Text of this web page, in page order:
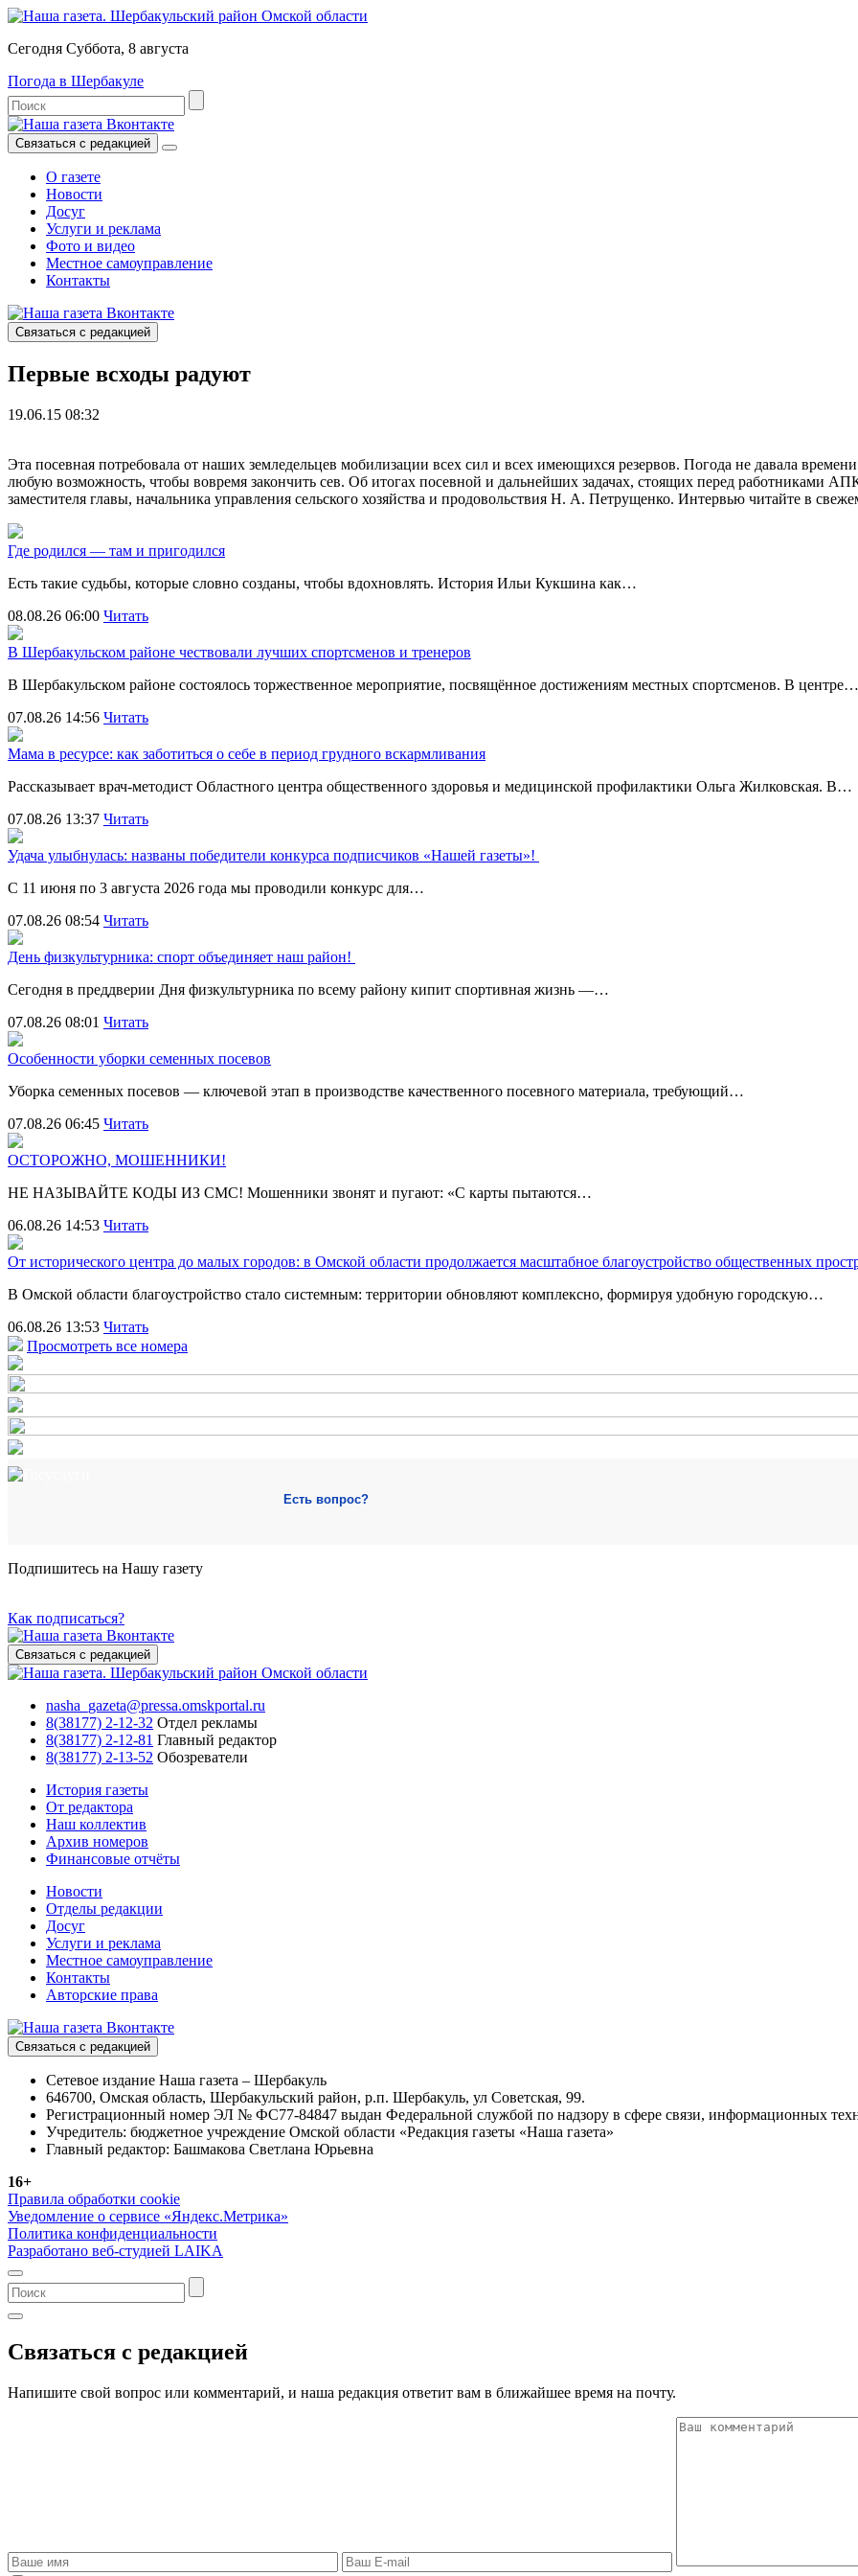
Сегодня Суббота, 8 августа
Погода в Шербакуле
Связаться с редакцией
О газете
Новости
Досуг
Услуги и реклама
Фото и видео
Местное самоуправление
Контакты
Связаться с редакцией
Первые всходы радуют
19.06.15 08:32
Эта посевная потребовала от наших земледельцев мобилизации всех сил и всех имеющихся резервов. Погода не давала
любую возможность, чтобы вовремя закончить сев. Об итогах посевной и дальнейших задачах, стоящих перед работниками
заместителя главы, начальника управления сельского хозяйства и продовольствия Н. А. Петрущенко. Интервью читайте в
Где родился — там и пригодился
Есть такие судьбы, которые словно созданы, чтобы вдохновлять. История Ильи Кукшина как…
08.08.26 06:00 Читать
В Шербакульском районе чествовали лучших спортсменов и тренеров
В Шербакульском районе состоялось торжественное мероприятие, посвящённое достижениям местных спортсменов. В центре…
07.08.26 14:56 Читать
Мама в ресурсе: как заботиться о себе в период грудного вскармливания
Рассказывает врач-методист Областного центра общественного здоровья и медицинской профилактики Ольга Жилковская. В…
07.08.26 13:37 Читать
Удача улыбнулась: названы победители конкурса подписчиков «Нашей газеты»!
С 11 июня по 3 августа 2026 года мы проводили конкурс для…
07.08.26 08:54 Читать
День физкультурника: спорт объединяет наш район!
Сегодня в преддверии Дня физкультурника по всему району кипит спортивная жизнь —…
07.08.26 08:01 Читать
Особенности уборки семенных посевов
Уборка семенных посевов — ключевой этап в производстве качественного посевного материала, требующий…
07.08.26 06:45 Читать
ОСТОРОЖНО, МОШЕННИКИ!
НЕ НАЗЫВАЙТЕ КОДЫ ИЗ СМС! Мошенники звонят и пугают: «С карты пытаются…
06.08.26 14:53 Читать
От исторического центра до малых городов: в Омской области продолжается масштабное благоустройство общественных
В Омской области благоустройство стало системным: территории обновляют комплексно, формируя удобную городскую…
06.08.26 13:53 Читать
Просмотреть все номера
Есть вопрос?
Подпишитесь на Нашу газету
Как подписаться?
Связаться с редакцией
nasha_gazeta@pressa.omskportal.ru
8(38177) 2-12-32 Отдел рекламы
8(38177) 2-12-81 Главный редактор
8(38177) 2-13-52 Обозреватели
История газеты
От редактора
Наш коллектив
Архив номеров
Финансовые отчёты
Новости
Отделы редакции
Досуг
Услуги и реклама
Местное самоуправление
Контакты
Авторские права
Связаться с редакцией
Сетевое издание Наша газета – Шербакуль
646700, Омская область, Шербакульский район, р.п. Шербакуль, ул Советская, 99.
Регистрационный номер ЭЛ № ФС77-84847 выдан Федеральной службой по надзору в сфере связи, информационных
Учредитель: бюджетное учреждение Омской области «Редакция газеты «Наша газета»
Главный редактор: Башмакова Светлана Юрьевна
16+
Правила обработки cookie
Уведомление о сервисе «Яндекс.Метрика»
Политика конфиденциальности
Разработано веб-студией LAIKA
Связаться с редакцией
Напишите свой вопрос или комментарий, и наша редакция ответит вам в ближайшее время на почту.